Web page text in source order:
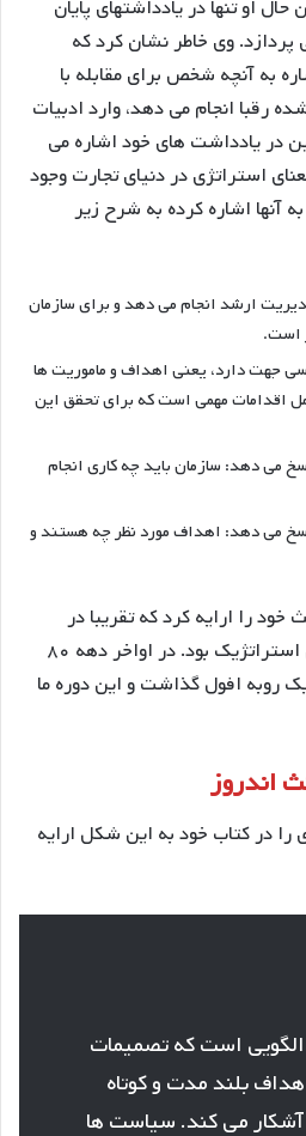
او تنها در یادداشتهای پایان
وی خاطر نشان کرد که
به آنچه شخص برای مقابله با
رقبا انجام می دهد، وارد ادبیات
در یادداشت های خود اشاره می
استراتژی در دنیای تجارت وجود
آنها اشاره کرده به شرح زیر
ارشد انجام می دهد و برای سازمان
است.
جهت دارد، یعنی اهداف و ماموریت ها
اقدامات مهمی است که برای تحقق این
می دهد: سازمان باید چه کاری انجام
می دهد: اهداف مورد نظر چه هستند و
در سال ۱۹۷۹ مباحث خود را ارایه کرد که تقریبا در
اواسط نقطه اوج برنامه ریزی استراتژیک بود. در اواخر دهه ۸۰
روبه افول گذاشت و این دوره ما
اندروز
را در کتاب خود به این شکل ارایه
است که تصمیمات
بلند مدت و کوتاه
آشکار می کند. سیاست ها